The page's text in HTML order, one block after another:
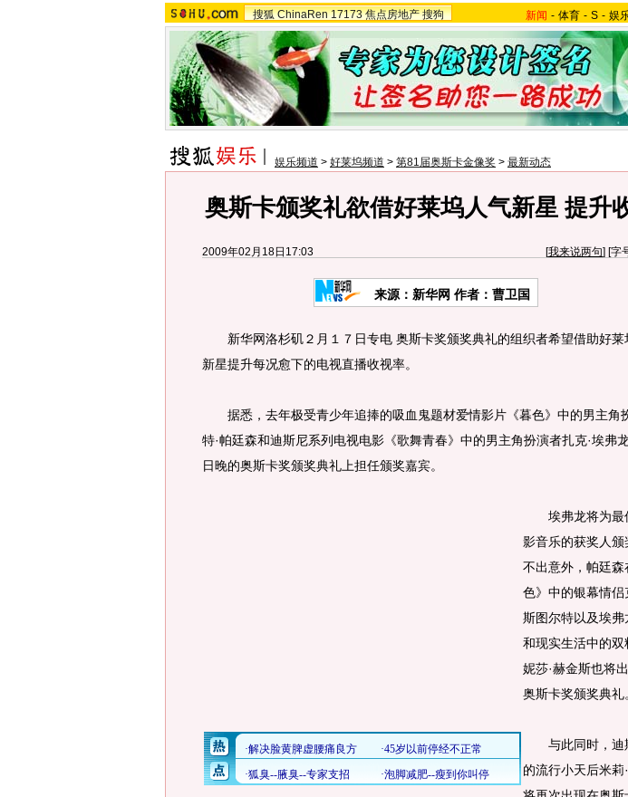
搜狐 ChinaRen 17173 焦点房地产 搜狗 新闻 - 体育 - S - 娱
娱乐频道 > 好莱坞频道 > 第81届奥斯卡金像奖 > 最新动态
奥斯卡颁奖礼欲借好莱坞人气新星 提升
2009年02月18日17:03 [我来说两句] [字
来源：新华网 作者：曹卫国
新华网洛杉矶２月１７日专电 奥斯卡奖颁奖典礼的组织者希望借助好莱
新星提升每况愈下的电视直播收视率。
据悉，去年极受青少年追捧的吸血鬼题材爱情影片《暮色》中的男主角
特·帕廷森和迪斯尼系列电视电影《歌舞青春》中的男主角扮演者扎克·埃弗
日晚的奥斯卡奖颁奖典礼上担任颁奖嘉宾。
埃弗龙将为最
影音乐的获奖人颁
不出意外，帕廷森
色》中的银幕情侣
斯图尔特以及埃弗
和现实生活中的双
妮莎·赫金斯也将
奥斯卡奖颁奖典礼
与此同时，迪
的流行小天后米莉